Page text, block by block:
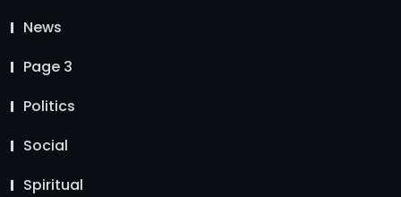
News
Page 3
Politics
Social
Spiritual